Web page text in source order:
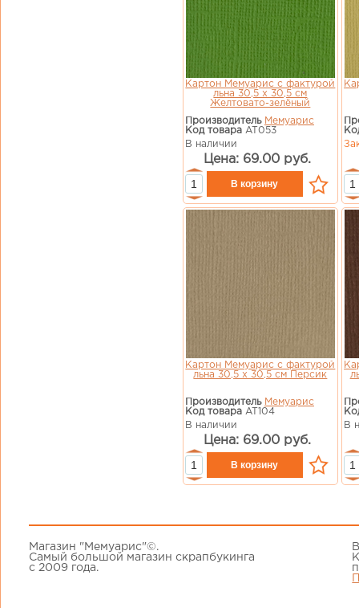
Картон Мемуарис с фактурой
льна 30,5 х 30,5 см
Желтовато-зелёный
Производитель Мемуарис
Код товара AT053
В наличии
Цена: 69.00 руб.
Картон Мемуарис с фактурой
льна 30,5 х 30,5 см Персик
Производитель Мемуарис
Код товара AT104
В наличии
Цена: 69.00 руб.
В
Магазин "Мемуарис"©.
Самый большой магазин скрапбукинга
с 2009 года.